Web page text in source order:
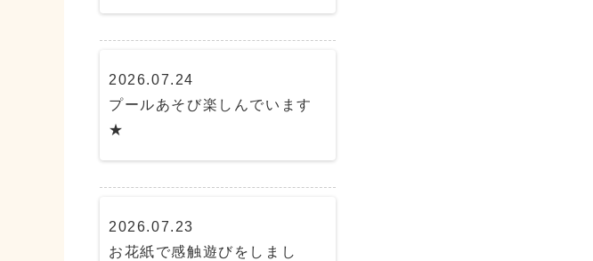
2026.07.24
プールあそび楽しんでいます
★
2026.07.23
お花紙で感触遊びをしまし